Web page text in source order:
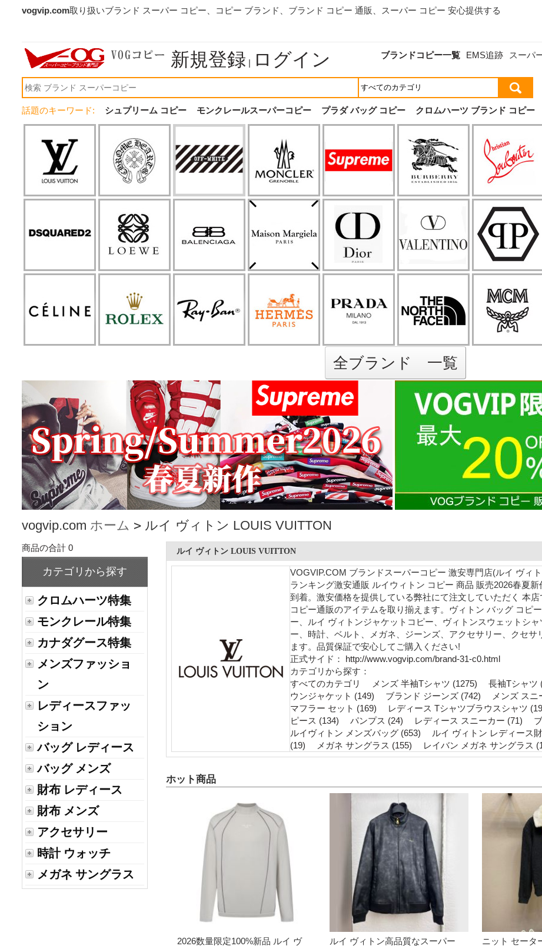
vogvip.com取り扱いブランド スーパー コピー、コピー ブランド、 ブランド コピー 通販
、スーパー コピー 安心提供する
新規登録 | ログイン ブランドコピー一覧 EMS追跡 スーパ
話題のキーワード: シュプリーム コピー モンクレールスーパーコピー プラダ バッグ コピー クロムハーツ ブランド コピー
全ブランド 一覧
vogvip.com ホーム > ルイ ヴィトン LOUIS VUITTON
商品の合計 0
カテゴリから探す
クロムハーツ特集
モンクレール特集
カナダグース特集
メンズファッショ
ン
レディースファッ
ション
バッグ レディース
バッグ メンズ
財布 レディース
財布 メンズ
アクセサリー
時計 ウォッチ
メガネ サングラス
ルイ ヴィトン LOUIS VUITTON
VOGVIP.COM ブランドスーパーコピー 激安専門店(ルイ ヴィ
ランキング激安通販 ルイウィトン コピー 商品 販売2026春夏
到着。激安価格を提供している弊社にて注文していただく 本
コピー通販のアイテムを取り揃えます。ヴィトン バッグ コピ
ー、ルイ ヴィトンジャケットコピー、ヴィトンスウェットシ
ー、時計、ベルト、メガネ、ジーンズ、アクセサリー、クセ
ます。品質保証で安心してご購入ください!
正式サイド： http://www.vogvip.com/brand-31-c0.html
カテゴリから探す：
すべてのカテゴリ
メンズ 半袖Tシャツ (1275) 長袖Tシャツ
ウンジャケット (149)
ブランド ジーンズ (742) メンズ スニ
マフラー セット (169)
レディース Tシャツブラウスシャツ
ピース (134)
パンプス (24) レディース スニーカー (71)
ルイヴィトン メンズバッグ (653)
ルイ ヴィトン レディース
(19)
メガネ サングラス (155) レイバン メガネ サングラス
ホット商品
2026数量限定100%新品 ルイ ヴ
ルイ ヴィトン高品質なスーパー
ニット セータ